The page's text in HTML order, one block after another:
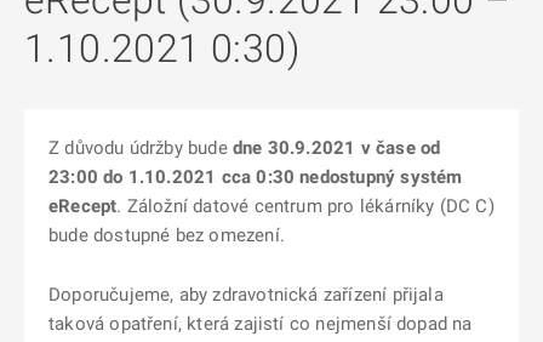
1.10.2021 0:30)
Z důvodu údržby bude dne 30.9.2021 v čase od
23:00 do 1.10.2021 cca 0:30 nedostupný systém
eRecept. Záložní datové centrum pro lékárníky (DC C)
bude dostupné bez omezení.
Doporučujeme, aby zdravotnická zařízení přijala
taková opatření, která zajistí co nejmenší dopad na